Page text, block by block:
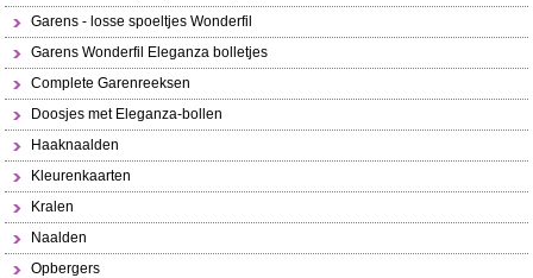
Garens - losse spoeltjes Wonderfil
Garens Wonderfil Eleganza bolletjes
Complete Garenreeksen
Doosjes met Eleganza-bollen
Haaknaalden
Kleurenkaarten
Kralen
Naalden
Opbergers